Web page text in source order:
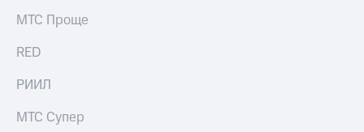
музыка
Скидка
в Мой МТС
в нашем
МТС Проще
RED
РИИЛ
МТС Супер